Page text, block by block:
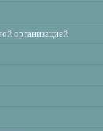
организацией